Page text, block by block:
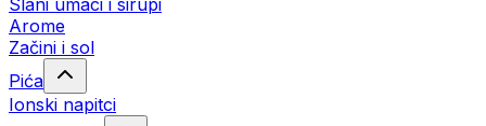
Slani umaci i sirupi
Arome
Začini i sol
Pića
Ionski napitci